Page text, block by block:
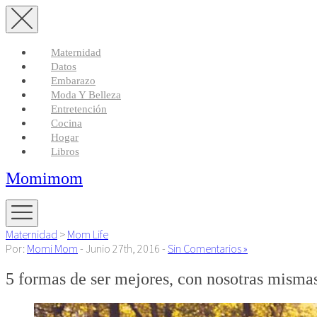
Maternidad
Datos
Embarazo
Moda Y Belleza
Entretención
Cocina
Hogar
Libros
Momimom
Maternidad > Mom Life
Por: Momi Mom - Junio 27th, 2016 - Sin Comentarios »
5 formas de ser mejores, con nosotras